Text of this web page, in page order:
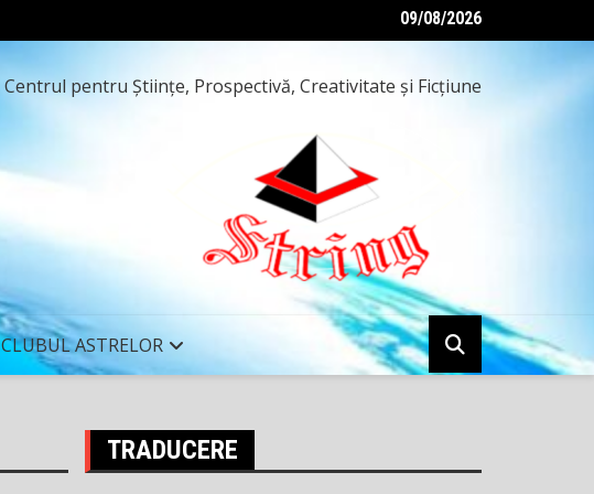
Printre inteligențe — o seară altfel, pe 8 mai 202609/08/2026
Centrul pentru Ştiinţe, Prospectivă, Creativitate şi Ficţiune
CLUBUL ASTRELOR
TRADUCERE